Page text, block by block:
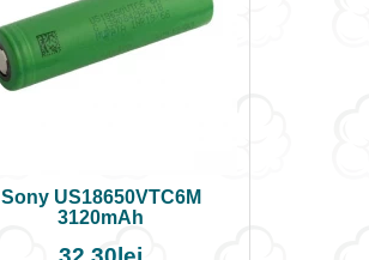
Sony US18650VTC6M
3120mAh